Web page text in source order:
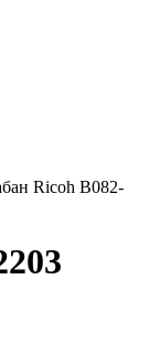
Ricoh B082-